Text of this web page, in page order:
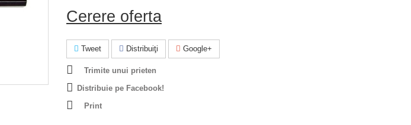
Cerere oferta
Tweet Distribuiţi Google+
Trimite unui prieten
Distribuie pe Facebook!
Print